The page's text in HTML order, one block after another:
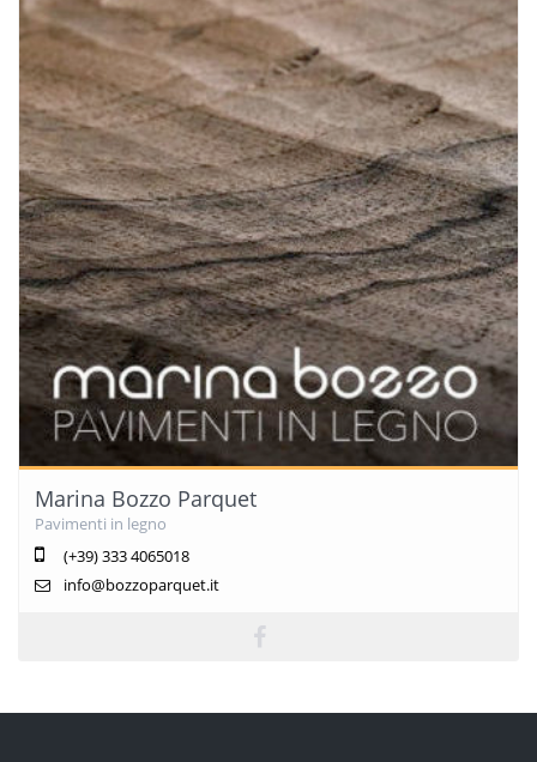
Marina Bozzo Parquet
Pavimenti in legno
(+39) 333 4065018
info@bozzoparquet.it